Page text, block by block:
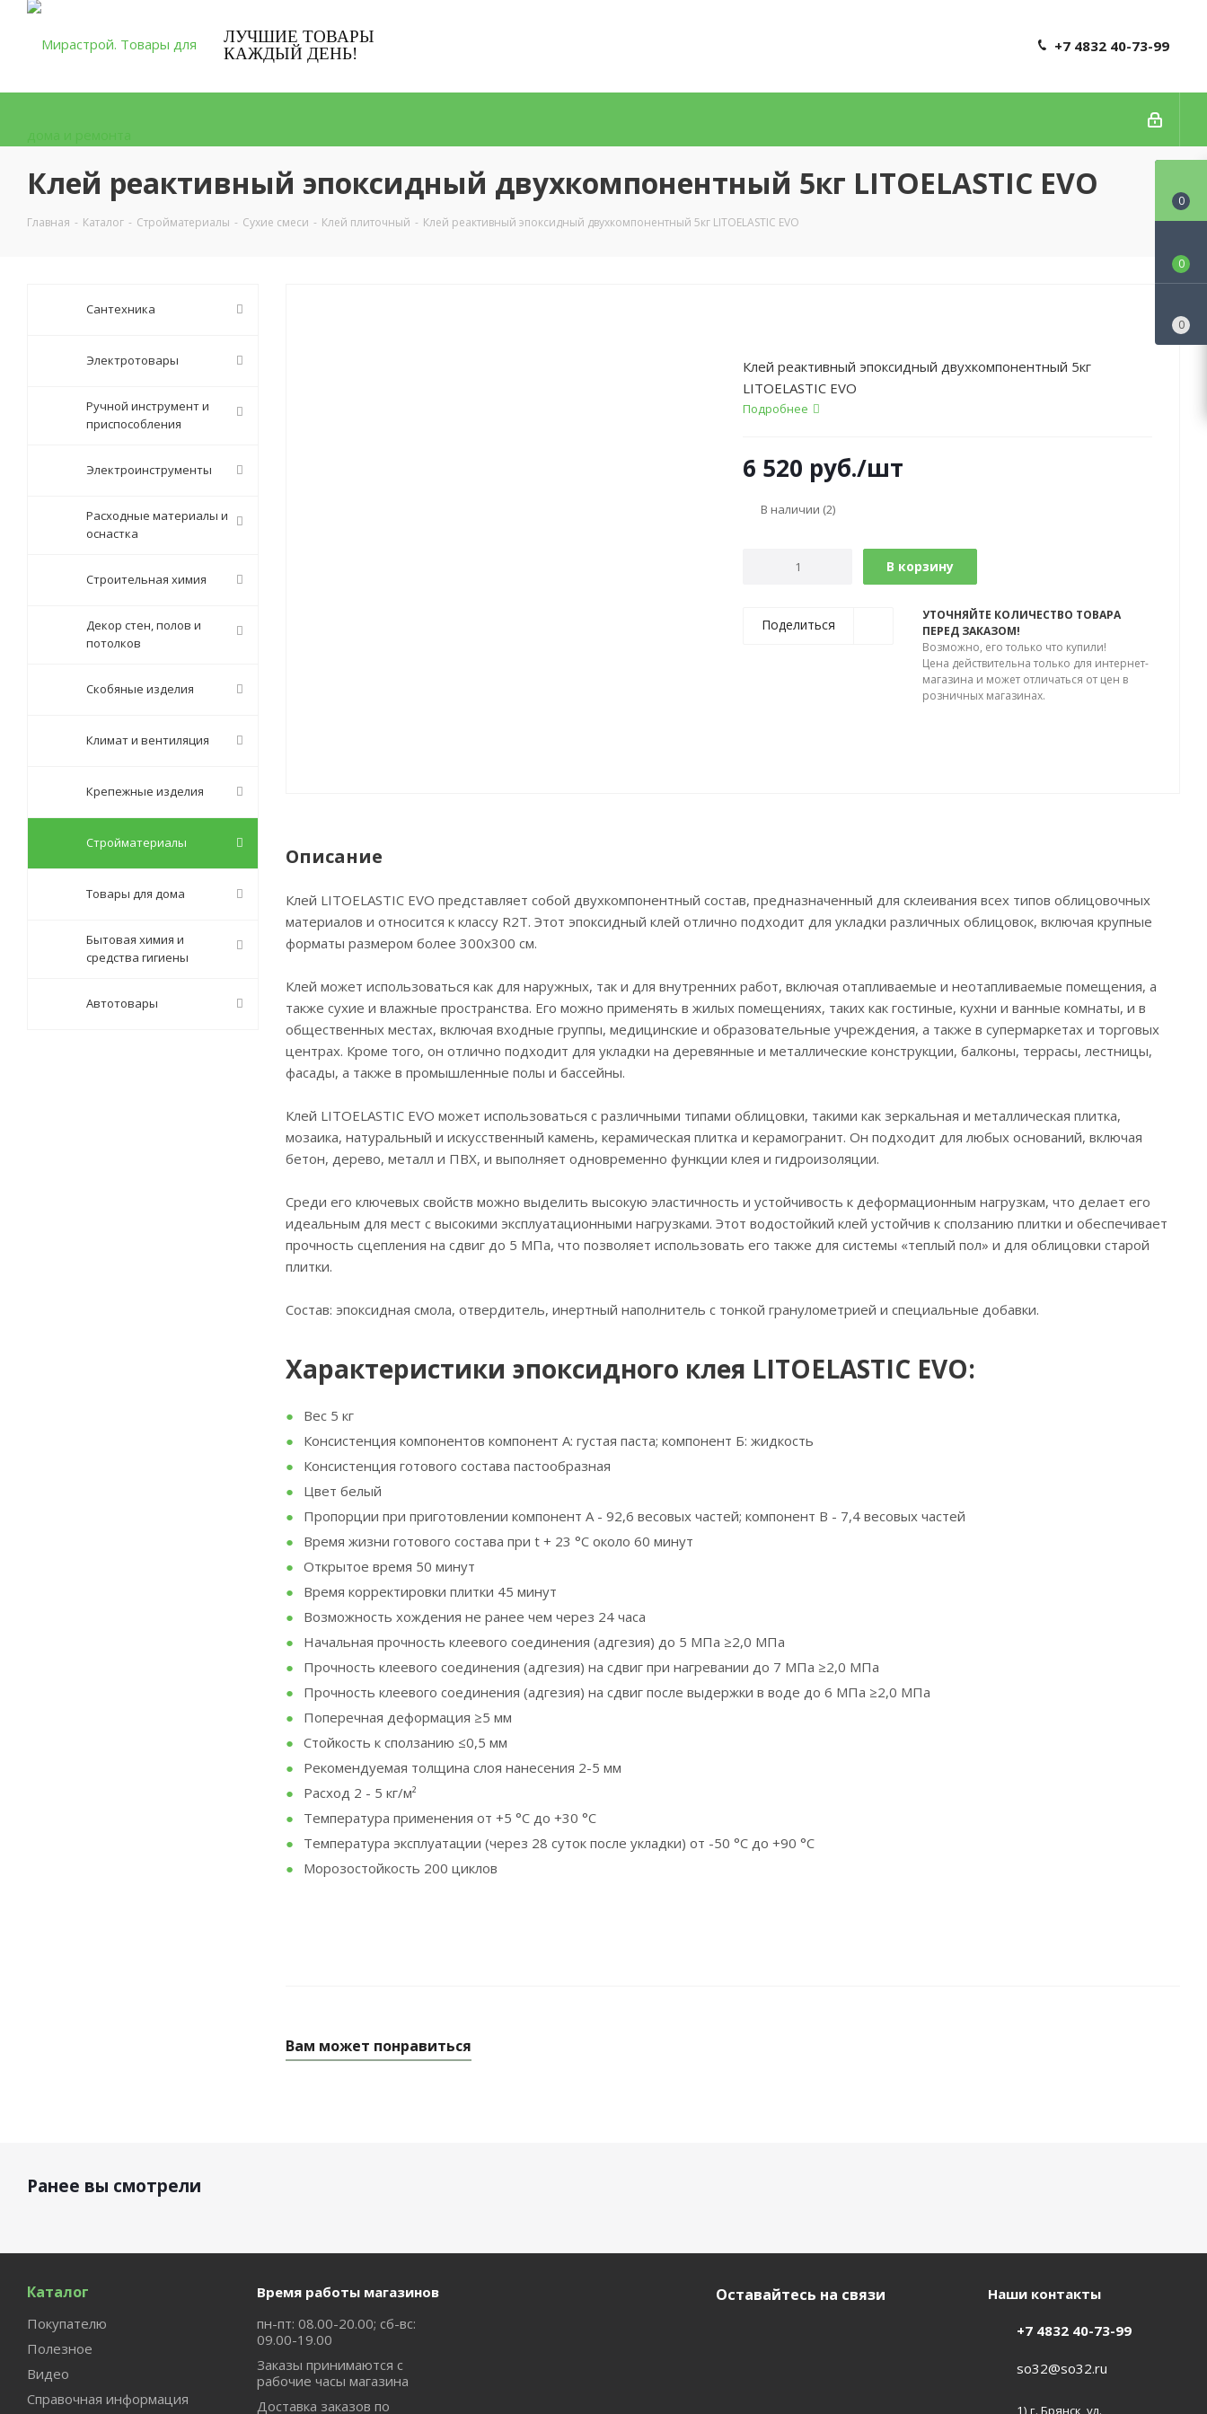
ЛУЧШИЕ ТОВАРЫ
КАЖДЫЙ ДЕНЬ!
+7 4832 40-73-99
Клей реактивный эпоксидный двухкомпонентный 5кг LITOELASTIC EVO
Главная - Каталог - Стройматериалы - Сухие смеси - Клей плиточный - Клей реактивный эпоксидный двухкомпонентный 5кг LITOELASTIC EVO
Клей реактивный эпоксидный двухкомпонентный 5кг
LITOELASTIC EVO
Подробнее
6 520 руб./шт
В наличии (2)
В корзину
Поделиться
УТОЧНЯЙТЕ КОЛИЧЕСТВО ТОВАРА
ПЕРЕД ЗАКАЗОМ!
Возможно, его только что купили!
Цена действительна только для интернет-
магазина и может отличаться от цен в
розничных магазинах.
Описание
Клей LITOELASTIC EVO представляет собой двухкомпонентный состав, предназначенный для склеивания всех типов облицовочных
материалов и относится к классу R2T. Этот эпоксидный клей отлично подходит для укладки различных облицовок, включая крупные
форматы размером более 300х300 см.
Клей может использоваться как для наружных, так и для внутренних работ, включая отапливаемые и неотапливаемые помещения, а
также сухие и влажные пространства. Его можно применять в жилых помещениях, таких как гостиные, кухни и ванные комнаты, и в
общественных местах, включая входные группы, медицинские и образовательные учреждения, а также в супермаркетах и торговых
центрах. Кроме того, он отлично подходит для укладки на деревянные и металлические конструкции, балконы, террасы, лестницы,
фасады, а также в промышленные полы и бассейны.
Клей LITOELASTIC EVO может использоваться с различными типами облицовки, такими как зеркальная и металлическая плитка,
мозаика, натуральный и искусственный камень, керамическая плитка и керамогранит. Он подходит для любых оснований, включая
бетон, дерево, металл и ПВХ, и выполняет одновременно функции клея и гидроизоляции.
Среди его ключевых свойств можно выделить высокую эластичность и устойчивость к деформационным нагрузкам, что делает его
идеальным для мест с высокими эксплуатационными нагрузками. Этот водостойкий клей устойчив к сползанию плитки и обеспечивает
прочность сцепления на сдвиг до 5 МПа, что позволяет использовать его также для системы «теплый пол» и для облицовки старой
плитки.
Состав: эпоксидная смола, отвердитель, инертный наполнитель с тонкой гранулометрией и специальные добавки.
Характеристики эпоксидного клея LITOELASTIC EVO:
Вес 5 кг
Консистенция компонентов компонент А: густая паста; компонент Б: жидкость
Консистенция готового состава пастообразная
Цвет белый
Пропорции при приготовлении компонент А - 92,6 весовых частей; компонент B - 7,4 весовых частей
Время жизни готового состава при t + 23 °С около 60 минут
Открытое время 50 минут
Время корректировки плитки 45 минут
Возможность хождения не ранее чем через 24 часа
Начальная прочность клеевого соединения (адгезия) до 5 МПа ≥2,0 МПа
Прочность клеевого соединения (адгезия) на сдвиг при нагревании до 7 МПа ≥2,0 МПа
Прочность клеевого соединения (адгезия) на сдвиг после выдержки в воде до 6 МПа ≥2,0 МПа
Поперечная деформация ≥5 мм
Стойкость к сползанию ≤0,5 мм
Рекомендуемая толщина слоя нанесения 2-5 мм
Расход 2 - 5 кг/м²
Температура применения от +5 °С до +30 °С
Температура эксплуатации (через 28 суток после укладки) от -50 °С до +90 °С
Морозостойкость 200 циклов
Вам может понравиться
Сантехника
Электротовары
Ручной инструмент и
приспособления
Электроинструменты
Расходные материалы и
оснастка
Строительная химия
Декор стен, полов и
потолков
Скобяные изделия
Климат и вентиляция
Крепежные изделия
Стройматериалы
Товары для дома
Бытовая химия и
средства гигиены
Автотовары
Ранее вы смотрели
Каталог
Покупателю
Полезное
Видео
Справочная информация
Время работы магазинов
пн-пт: 08.00-20.00; сб-вс:
09.00-19.00
Заказы принимаются с
рабочие часы магазина
Доставка заказов по
Оставайтесь на связи Наши контакты
+7 4832 40-73-99
so32@so32.ru
1) г. Брянск, ул.
0
0
0